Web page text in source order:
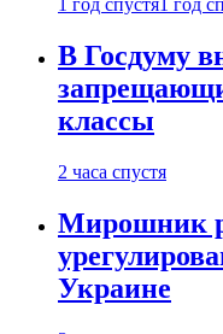
1 год спустя 1 год
В Госдуму
классы
2 часа спустя
Мирошник
Украине